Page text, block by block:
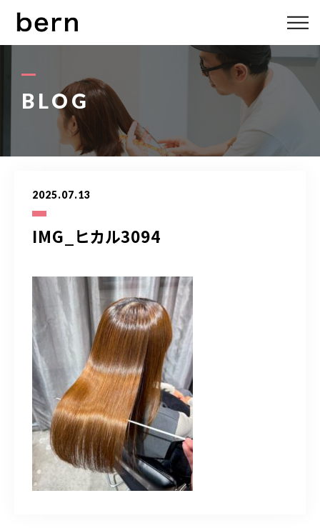
BLOG
2025.07.13
IMG_ヒカル3094
ABOUT US
STYLE
ACCESS
bern 06-6136-6633
TERMINAL bern 06-6136-6633 【火水木日・祝】10:00～19:00
【金土】10:00〜21:00
ご予約はこちら